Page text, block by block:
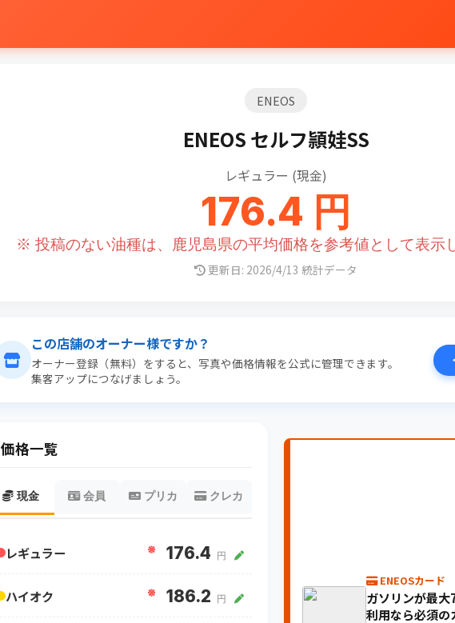
ENEOS
ENEOS セルフ頴娃SS
レギュラー (現金)
176.4 円
※ 投稿のない油種は、鹿児島県の平均価格を参考値として表示
更新日: 2026/4/13 統計データ
この店舗のオーナー様ですか？
オーナー登録（無料）をすると、写真や価格情報を公式に管理できます。
集客アップにつなげましょう。
価格一覧
現金 会員 プリカ クレカ
レギュラー ※ 176.4 円
ハイオク ※ 186.2 円
ENEOSカード
ガソリンが最
利用なら必須の